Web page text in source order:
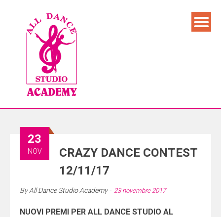
CRAZY DANCE CONTEST
12/11/17
23
NOV
ByAll Dance Studio Academy- 23 novembre 2017
NUOVI PREMI PER ALL DANCE STUDIO AL